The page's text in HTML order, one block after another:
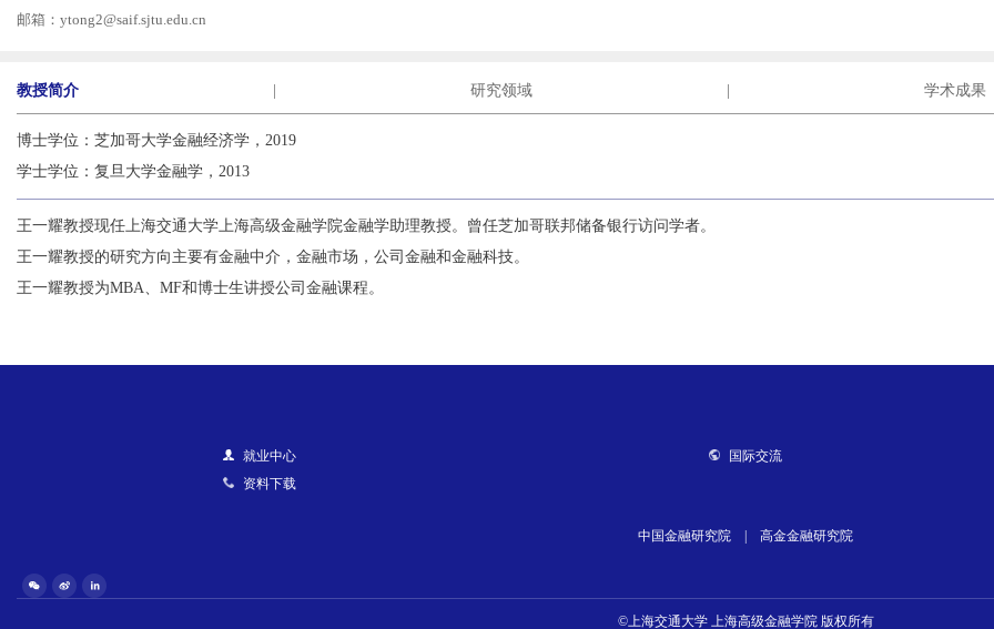
邮箱： ytong2@saif.sjtu.edu.cn
教授简介 研究领域 学术成果
博士学位：芝加哥大学金融经济学，2019
学士学位：复旦大学金融学，2013
王一耀教授现任上海交通大学上海高级金融学院金融学助理教授。曾任芝加哥联邦储备银行访问学者。
王一耀教授的研究方向主要有金融中介，金融市场，公司金融和金融科技。
王一耀教授为MBA、MF和博士生讲授公司金融课程。
就业中心
国际交流
资料下载
中国金融研究院 高金金融研究院
©上海交通大学 上海高级金融学院 版权所有